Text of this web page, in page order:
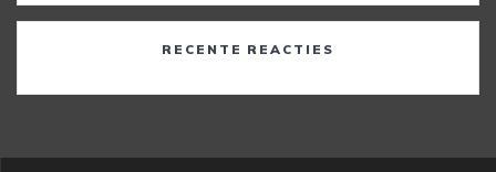
RECENTE REACTIES